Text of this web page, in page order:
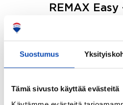
Suostumus
Tämä sivusto käyttää evästeitä
REMAX
ostajille.
Tee